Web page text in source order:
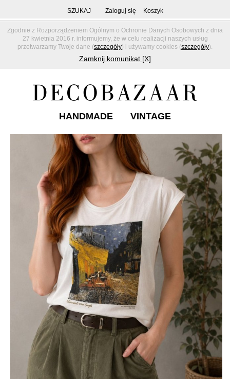
Zgodnie z Rozporządzeniem Ogólnym o Ochronie Danych Osobowych z dnia
27 kwietnia 2016 r. informujemy, że w celu realizacji naszych usług
przetwarzamy Twoje dane (szczegóły) i używamy cookies (szczegóły).
Zamknij komunikat [X]
SZUKAJ Zaloguj się Koszyk
HANDMADE VINTAGE